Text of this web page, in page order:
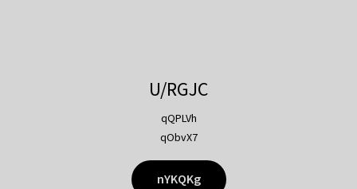
U/RGJC
qQPLVh
qObvX7
nYKQKg